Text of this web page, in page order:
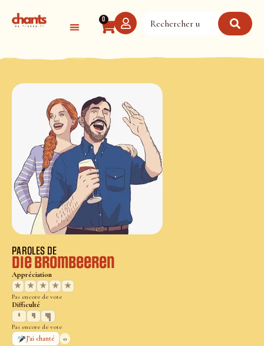
0
PAROLES DE
Die Brombeeren
Appréciation
★
★ ★ ★ ★
Pas encore de vote
Difficulté
Pas encore de vote
J’ai chanté
0